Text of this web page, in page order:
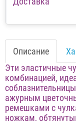
Описание
Эти эластичные
комбинацией,
ажурным
ремешками с
ножкам,